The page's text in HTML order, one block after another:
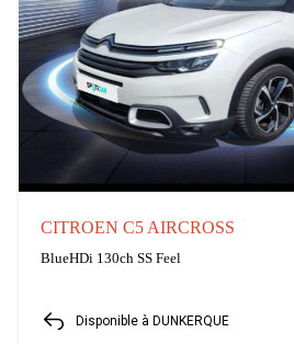
CITROEN C5 AIRCROSS
BlueHDi 130ch SS Feel
Disponible à DUNKERQUE